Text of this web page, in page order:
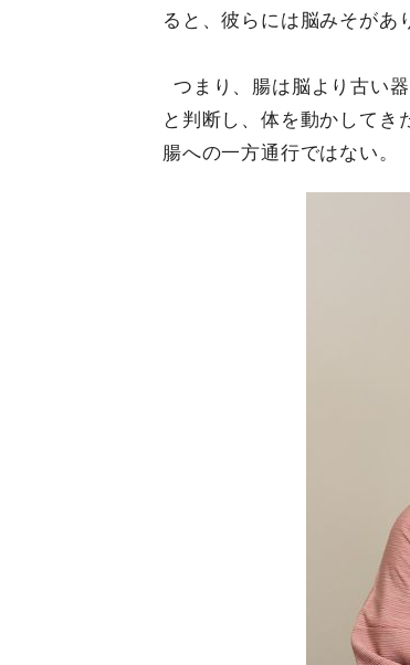
ると、彼らには脳みそがあ
つまり、腸は脳より古い
と判断し、体を動かしてき
腸への一方通行ではない。